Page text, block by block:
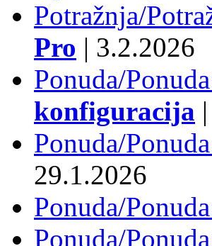
Potražnja/
Pro | 3.2.2026
Ponuda/
konfiguracija |
Ponuda/
29.1.2026
Ponuda/
Ponuda/